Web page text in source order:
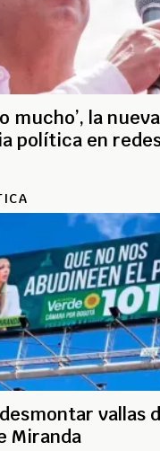
mucho’, la nueva
política en
vallas
Miranda